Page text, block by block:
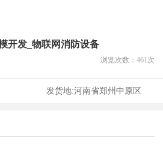
开发_物联网消防设备
浏览次数： 461 次
发货地:河南省郑州中原区